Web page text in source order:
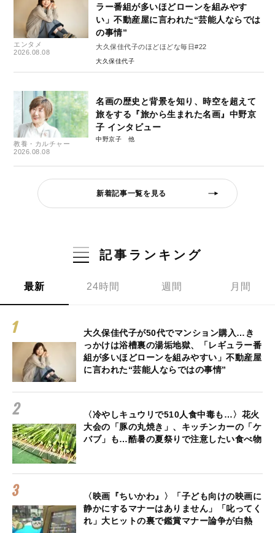
エンタメ
2026.08.08
ラー番組が多いほどローンを組みやす
い」不動産屋に言われた“芸能人ならでは
の事情”
大久保佳代子のほどほどな毎日#22
大久保佳代子
教養・カルチャー
2026.08.08
名画の歴史と背景を知り、時空を超えて
旅をする『旅から生まれた名画』中野京
子 インタビュー
中野京子
新着記事一覧を見る
記事ランキング
最新 24時間 週間 月間
大久保佳代子が50代でマンション購入…き
っかけは浴槽裏の湯垢地獄、「レギュラー番
組が多いほどローンを組みやすい」不動産屋
に言われた“芸能人ならではの事情”
〈冷やしキュウリで510人食中毒も…〉花火
大会の「豚の丸焼き」、キッチンカーの「ケ
バブ」も…酷暑の夏祭りで注意したい食べ物
〈映画『ちいかわ』〉「子ども向けの映画に
静かにするマナーはありません」「叱ってく
れ」大ヒットの裏で鑑賞マナー論争が白熱